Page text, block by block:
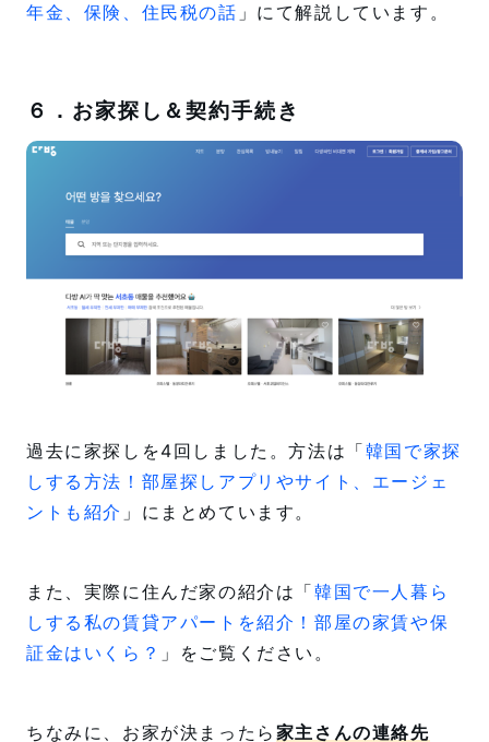
年金、保険、住民税の話 」にて解説しています。
６．お家探し＆契約手続き
過去に家探しを4回しました。方法は「韓国で家探
しする方法！部屋探しアプリやサイト、エージェ
ントも紹介 」にまとめています。
また、実際に住んだ家の紹介は「韓国で一人暮ら
しする私の賃貸アパートを紹介！部屋の家賃や保
証金はいくら？ 」をご覧ください。
ちなみに、お家が決まったら 家主さんの連絡先